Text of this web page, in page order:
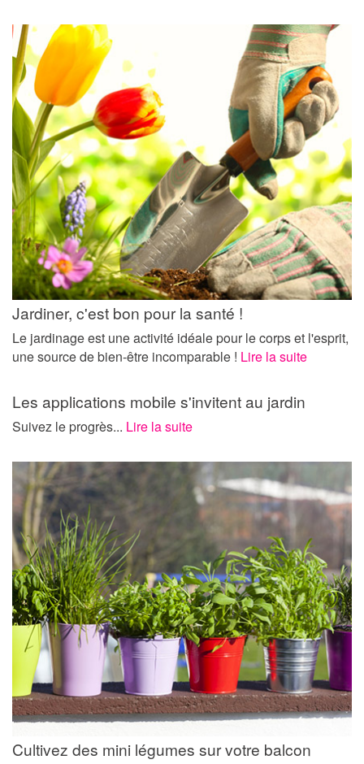
Jardiner, c'est bon pour la santé !
Le jardinage est une activité idéale pour le corps et l'esprit,
une source de bien-être incomparable ! Lire la suite
Les applications mobile s'invitent au jardin
Suivez le progrès... Lire la suite
Cultivez des mini légumes sur votre balcon